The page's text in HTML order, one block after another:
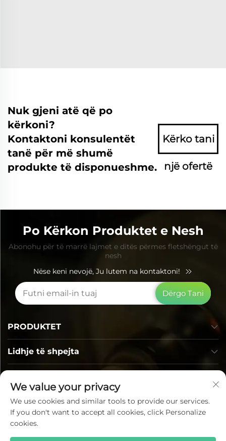
Nuk gjeni atë që po
kërkoni?
Kontaktoni konsulentët
tanë për më shumë
produkte të disponueshme.
Kërko tani
një ofertë
Po Kërkon Produktet e Nesh
Abonohu për të marrë lajmet e ditës përmes fletshëngut të
nesh
Nëse keni nevojë, Ju lutem na kontaktoni!
Dërgo Tani
Lidhje të shpejta
PRODUKTET
We value your privacy
We use cookies and similar tools to provide our services.
If you don't want to accept all cookies, click Personalize
cookies.